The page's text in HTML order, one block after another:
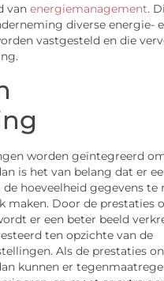
vanenergiemanagement.
diverse energie-
vastgesteld en die
worden geïntegreerd
is het van belang dat er
hoeveelheid gegevens te
maken. Door de prestaties
er een beter beeld
ten opzichte van de
Als de prestaties
kunnen er